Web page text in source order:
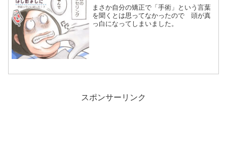
まさか自分の矯正で「手術」という言葉
を聞くとは思ってなかったので 頭が真
っ白になってしまいました。
スポンサーリンク